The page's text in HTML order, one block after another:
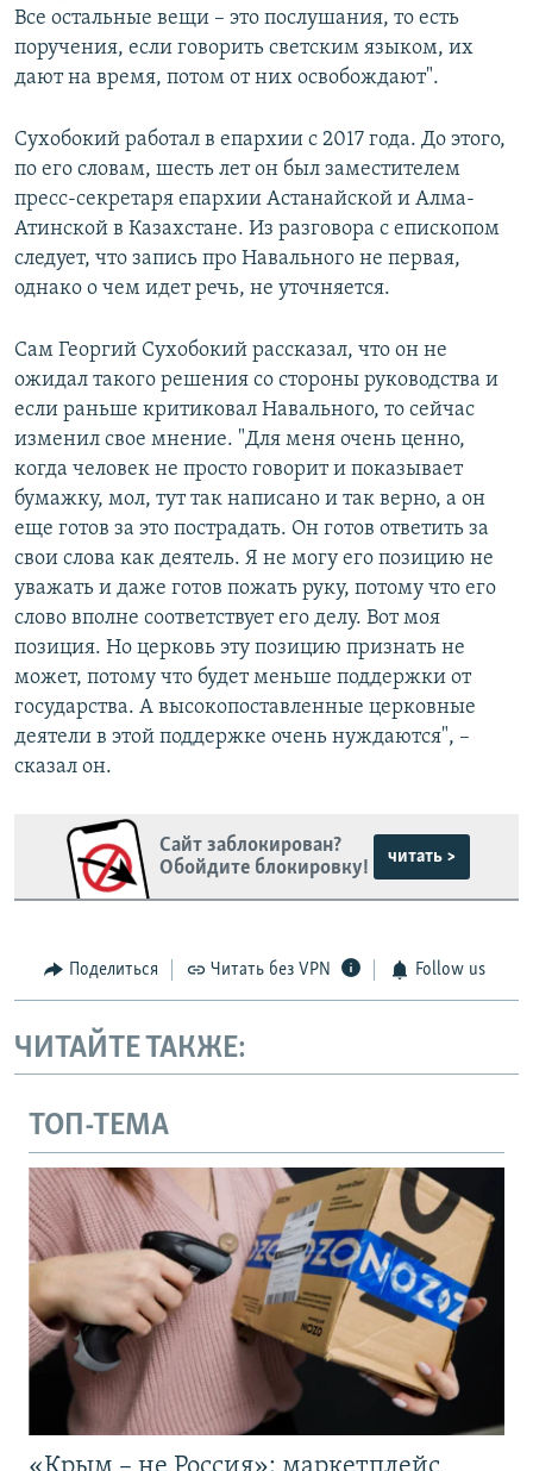
Все остальные вещи – это послушания, то есть
поручения, если говорить светским языком, их
дают на время, потом от них освобождают".
Сухобокий работал в епархии с 2017 года. До этого,
по его словам, шесть лет он был заместителем
пресс-секретаря епархии Астанайской и Алма-
Атинской в Казахстане. Из разговора с епископом
следует, что запись про Навального не первая,
однако о чем идет речь, не уточняется.
Сам Георгий Сухобокий рассказал, что он не
ожидал такого решения со стороны руководства и
если раньше критиковал Навального, то сейчас
изменил свое мнение. "Для меня очень ценно,
когда человек не просто говорит и показывает
бумажку, мол, тут так написано и так верно, а он
еще готов за это пострадать. Он готов ответить за
свои слова как деятель. Я не могу его позицию не
уважать и даже готов пожать руку, потому что его
слово вполне соответствует его делу. Вот моя
позиция. Но церковь эту позицию признать не
может, потому что будет меньше поддержки от
государства. А высокопоставленные церковные
деятели в этой поддержке очень нуждаются", –
сказал он.
Сайт заблокирован?
Обойдите блокировку!
читать >
Поделиться Читать без VPN Follow us
ЧИТАЙТЕ ТАКЖЕ:
ТОП-ТЕМА